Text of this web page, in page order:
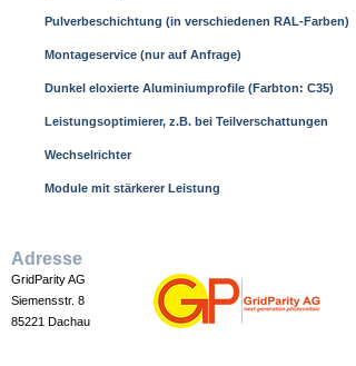
Pulverbeschichtung (in verschiedenen RAL-Farben)
Montageservice (nur auf Anfrage)
Dunkel eloxierte Aluminiumprofile (Farbton: C35)
Leistungsoptimierer, z.B. bei Teilverschattungen
Wechselrichter
Module mit stärkerer Leistung
Adresse
GridParity AG
Siemensstr. 8
85221 Dachau